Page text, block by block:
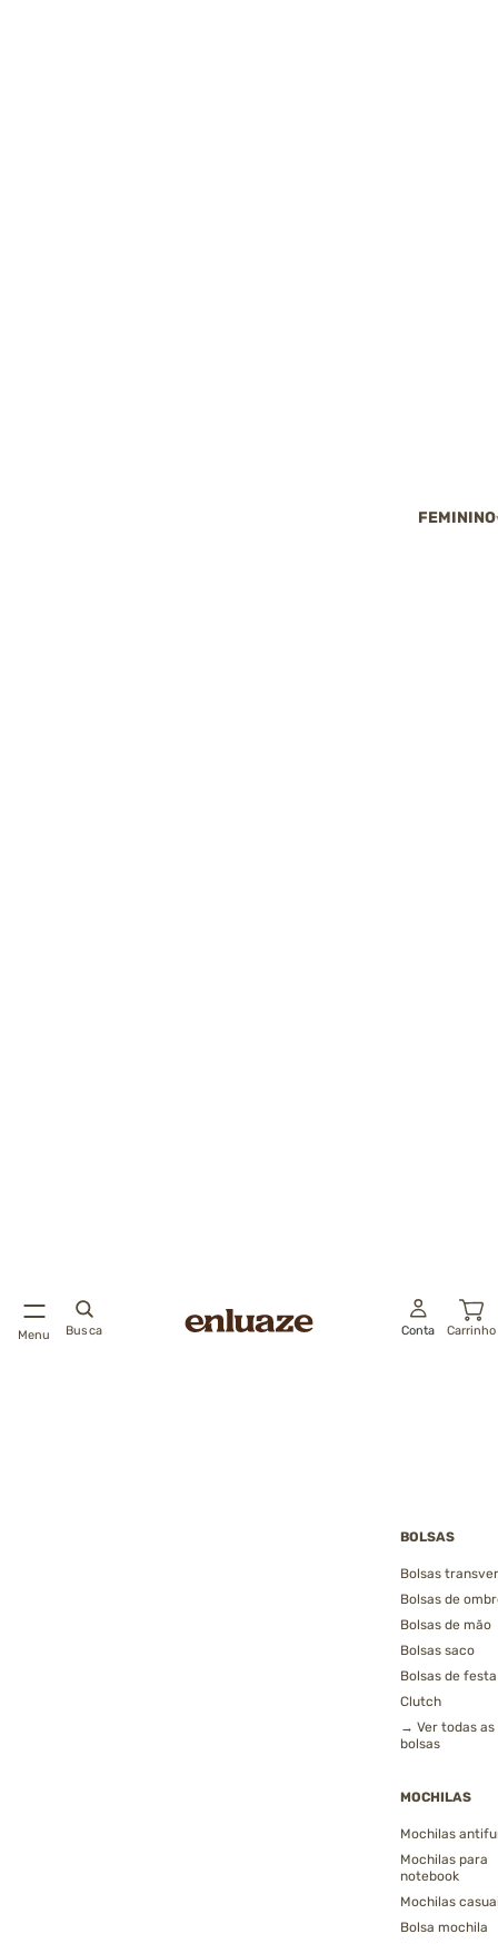
Menu Busca
FEMININO
BOLSAS
Bolsas
Bolsas de
Bolsas de mão
Bolsas saco
Bolsas de festa
Clutch
→ Ver todas as
bolsas
MOCHILAS
Mochilas
Mochilas para
notebook
Mochilas
Bolsa mochila
Conta Carrinho